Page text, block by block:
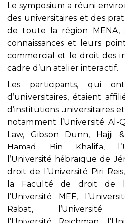
Le symposium a réuni
des universitaires et des
de toute la région MENA,
connaissances et leurs
commercial et le droit des
cadre d’un atelier interactif.
Les participants, qui
d’universitaires, étaient
d’institutions universitaires
notamment l’Université Al-
Law, Gibson Dunn, Hajji &
Hamad Bin Khalifa,
l’Université hébraïque de
droit de l’Université Piri
la Faculté de droit de
l’Université MEF,
Rabat, l’Université